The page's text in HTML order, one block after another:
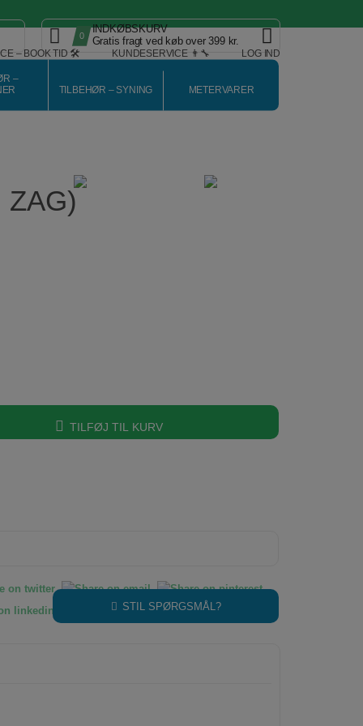
– BOOK TID 🛠️ KUNDESERVICE 👨‍🔧 LOG IND
0
INDKØBSKURV
Gratis fragt ved køb over 399 kr.
–
TILBEHØR – SYNING METERVARER
ZAG)
TILFØJ TIL KURV
STIL SPØRGSMÅL?